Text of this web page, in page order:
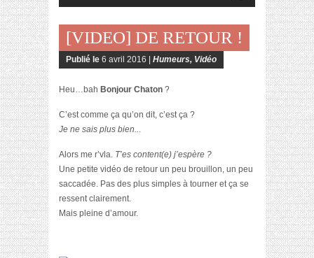
[VIDEO] DE RETOUR !
Publié le 6 avril 2016 | Humeurs, Vidéo
Heu…bah Bonjour Chaton ?
C’est comme ça qu’on dit, c’est ça ?
Je ne sais plus bien...
Alors me r’vla. T’es content(e) j’espère ?
Une petite vidéo de retour un peu brouillon, un peu
saccadée. Pas des plus simples à tourner et ça se
ressent clairement.
Mais pleine d’amour.